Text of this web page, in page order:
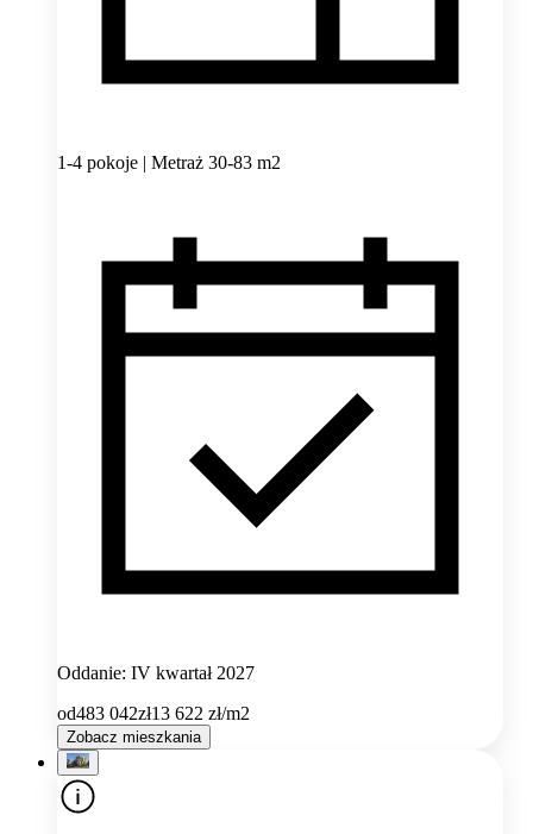
1-4 pokoje | Metraż 30-83 m2
Oddanie: IV kwartał 2027
od483 042zł13 622 zł/m2
Zobacz mieszkania